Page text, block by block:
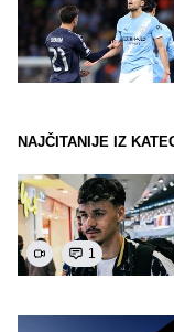
NAJČITANIJE IZ
1